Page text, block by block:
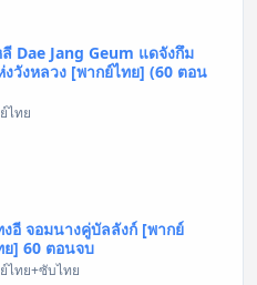
Dae Jang Geum แดจังกึม
วังหลวง [พากย์ไทย] (60 ตอน
ไทย
อี จอมนางคู่บัลลังก์ [พากย์
ย] 60 ตอนจบ
ไทย+ซับไทย